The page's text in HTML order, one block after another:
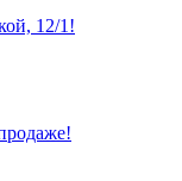
12/1!